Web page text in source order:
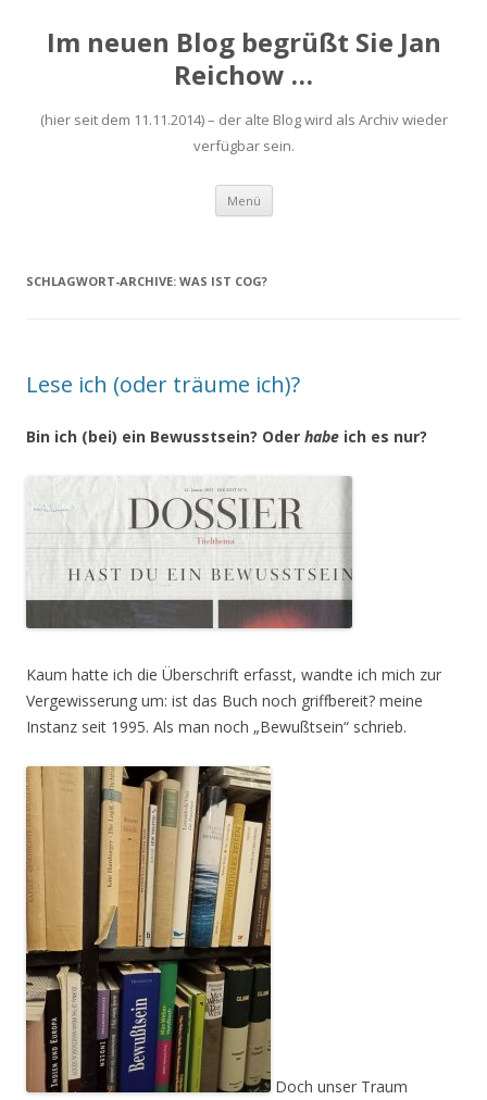
Im neuen Blog begrüßt Sie Jan
Reichow …
(hier seit dem 11.11.2014) – der alte Blog wird als Archiv wieder
verfügbar sein.
Menü Zum
springen
SCHLAGWORT-ARCHIVE: WAS IST COG?
Lese ich (oder träume ich)?
Bin ich (bei) ein Bewusstsein? Oder habe ich es nur?
Kaum hatte ich die Überschrift erfasst, wandte ich mich zur
Vergewisserung um: ist das Buch noch griffbereit? meine
Instanz seit 1995. Als man noch „Bewußtsein“ schrieb.
Doch unser Traum